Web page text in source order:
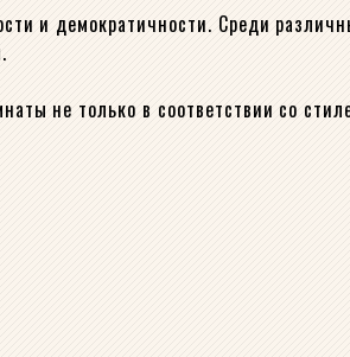
и демократичности. Среди
не только в соответствии со